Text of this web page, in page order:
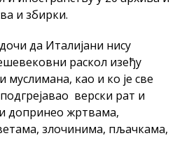
и збирки.
да Италијани нису
раскол изеђу
као и ко је све
верски рат и
допринео жртвама,
злочинима, пљачкама,